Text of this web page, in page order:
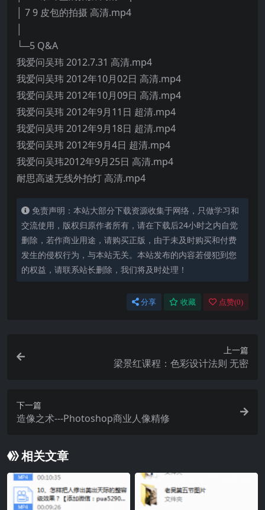
│ 7 9 皮包的拍摄 高清.mp4
└─5 Q&A
我爱问吴玮 2012.7.31 高清.mp4
我爱问吴玮 2012年10月02日 高清.mp4
我爱问吴玮 2012年10月09日 高清.mp4
我爱问吴玮 2012年9月11日 超清.mp4
我爱问吴玮 2012年9月18日 超清.mp4
我爱问吴玮 2012年9月4日 超清.mp4
我爱问吴玮2012年9月25日 高清.mp4
耐思高速无线外拍灯 高清.mp4
免责声明：本站大部分下载资源收集于网络，只做学习和
交流使用，版权归原作者所有，请在下载后24小时之内自觉
删除，若作商业用途，请购买正版，由于未及时购买和付费
发生的侵权行为，与本站无关。本站发布的内容若侵犯到您
的权益，请联系站长删除，我们将及时处理！
分享 收藏 点赞(0)
上一篇
梁景红课程：色彩设计法则 无密
下一篇
造像之术---Photoshop商业人像精修
相关文章